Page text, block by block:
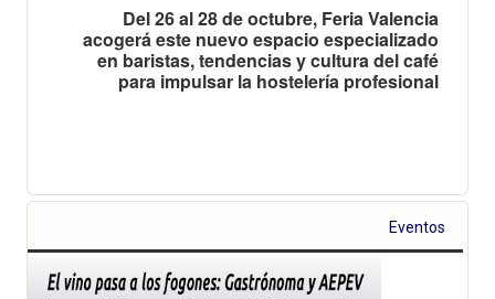
Del 26 al 28 de octubre, Feria Valencia
acogerá este nuevo espacio especializado
en baristas, tendencias y cultura del café
para impulsar la hostelería profesional
Eventos